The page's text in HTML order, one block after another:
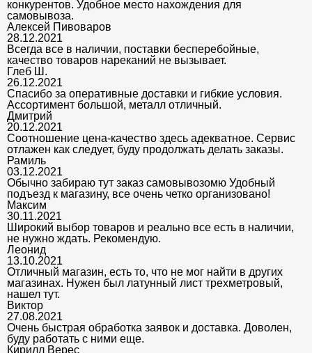
конкурентов. Удобное место нахождения для
самовывоза.
Алексей Пивоваров
28.12.2021
Всегда все в наличии, поставки бесперебойные,
качество товаров нареканий не вызывает.
Глеб Ш.
26.12.2021
Спасибо за оперативные доставки и гибкие условия.
Ассортимент большой, металл отличный.
Дмитрий
20.12.2021
Соотношение цена-качество здесь адекватное. Сервис
отлажен как следует, буду продолжать делать заказы.
Рамиль
03.12.2021
Обычно забираю тут заказ самовывозомю Удобный
подъезд к магазину, все очень четко организовано!
Максим
30.11.2021
Широкий выбор товаров и реально все есть в наличии,
не нужно ждать. Рекомендую.
Леонид
13.10.2021
Отличный магазин, есть то, что не мог найти в других
магазинах. Нужен был латунный лист трехметровый,
нашел тут.
Виктор
27.08.2021
Очень быстрая обработка заявок и доставка. Доволен,
буду работать с ними еще.
Кирилл Верес